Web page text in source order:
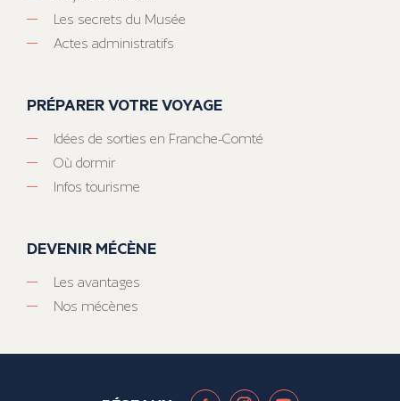
Les secrets du Musée
Actes administratifs
PRÉPARER VOTRE VOYAGE
Idées de sorties en Franche-Comté
Où dormir
Infos tourisme
DEVENIR MÉCÈNE
Les avantages
Nos mécènes